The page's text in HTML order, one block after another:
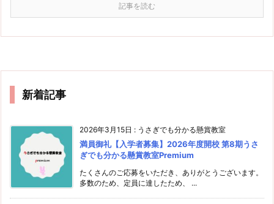
記事を読む
新着記事
2026年3月15日 : うさぎでも分かる懸賞教室
満員御礼【入学者募集】2026年度開校 第8期うさ
ぎでも分かる懸賞教室Premium
たくさんのご応募をいただき、ありがとうございます。
多数のため、定員に達したため、 ...